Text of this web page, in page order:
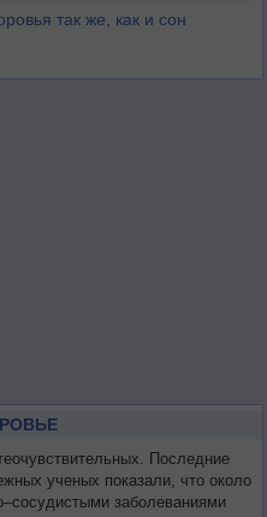
так же, как и сон
Последние
ученых показали, что около
заболеваниями